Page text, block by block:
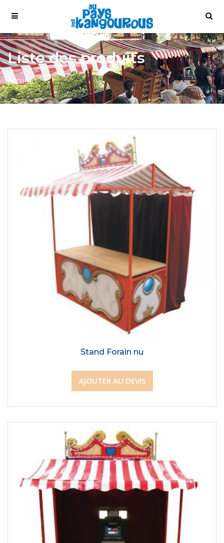
Liste des produits
Accueil
Stand Forain nu
AJOUTER AU DEVIS